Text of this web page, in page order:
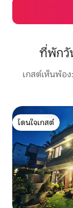
ที่พักวั
เกสต์เห็นพ้อ
โดนใจเกสต์
โดนใจเกสต์